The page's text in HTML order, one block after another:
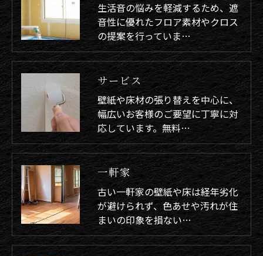
生活音の悩みを軽減するため、遮
音性に優れたフロア素材やクロス
の提案を行っていま…
サービス
壁紙や床材の張り替えを中心に、
幅広いお客様のご要望に丁寧に対
応しています。無料…
一軒家
古い一軒家の壁紙や床は経年劣化
が避けられず、色あせや汚れが住
まいの印象を損ない…